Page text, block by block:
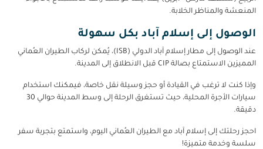
المنعشة والمناظر الخلابة.
الوصول إلى إسلام آباد بكل سهولة
عند الوصول إلى مطار إسلام آباد الدولي (ISB)، يُمكن لركاب الطيران العُماني
المميزين الاستمتاع بصالة CIP قبل الانطلاق إلى المدينة.
وإذا كنت لا ترغب في القيادة أو حجز وسيلة نقل خاصة، فيمكنك استخدام
سيارات الأجرة المحلية، حيث تستغرق الرحلة إلى وسط المدينة حوالي 30
دقيقة.
احجز رحلتك إلى إسلام آباد مع الطيران العُماني اليوم، واستمتع بتجربة سفر
سلسة وخدمة متميزة!